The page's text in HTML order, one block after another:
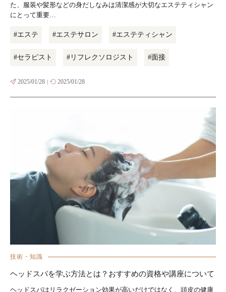
た、服装や髪形などの身だしなみは清潔感が大切なエステティシャン
にとって重要…
#エステ #エステサロン #エステティシャン
#セラピスト #リフレクソロジスト #面接
2025/01/28 | 2025/01/28
技術・知識
ヘッドスパを学ぶ方法とは？おすすめの資格や講座について
ヘッドスパはリラクゼーション効果が高いだけではなく、頭皮の健康